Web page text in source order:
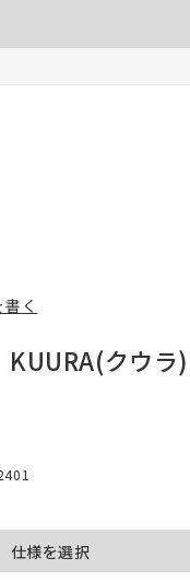
く
KUURA(クウラ
仕様を選択
注文の前に注意事項を必ず